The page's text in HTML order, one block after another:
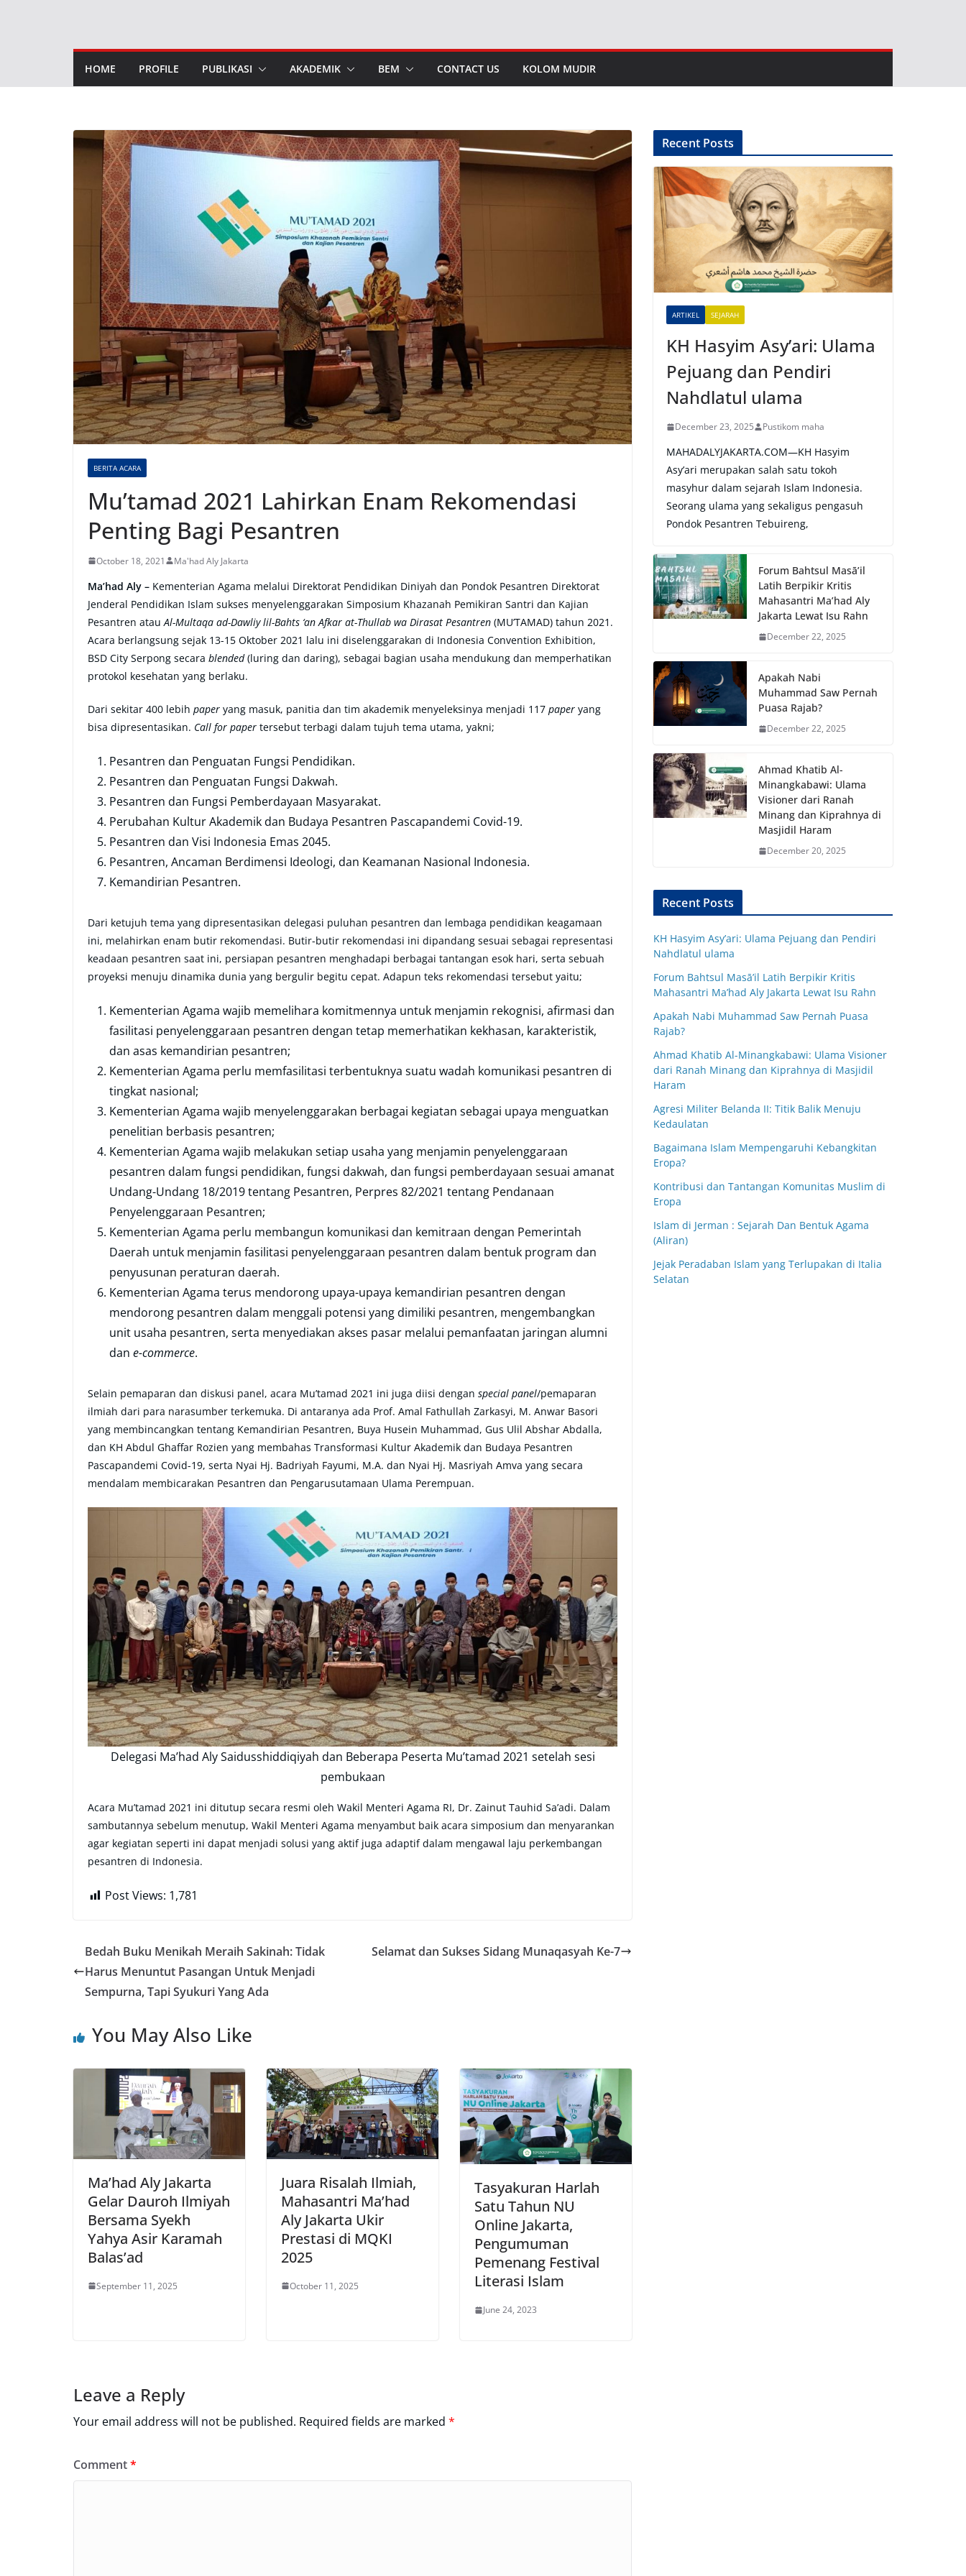
HOME PROFILE PUBLIKASI AKADEMIK BEM CONTACT US KOLOM MUDIR
BERITA ACARA
Mu’tamad 2021 Lahirkan Enam Rekomendasi
Penting Bagi Pesantren
October 18, 2021 Ma'had Aly Jakarta
Ma’had Aly – Kementerian Agama melalui Direktorat Pendidikan Diniyah dan Pondok Pesantren Direktorat
Jenderal Pendidikan Islam sukses menyelenggarakan Simposium Khazanah Pemikiran Santri dan Kajian
Pesantren atauAl-Multaqa ad-Dawliy lil-Bahts ‘an Afkar at-Thullab wa Dirasat Pesantren (MU’TAMAD) tahun 2021.
Acara berlangsung sejak 13-15 Oktober 2021 lalu ini diselenggarakan di Indonesia Convention Exhibition,
BSD City Serpong secara blended(luring dan daring), sebagai bagian usaha mendukung dan memperhatikan
protokol kesehatan yang berlaku.
Dari sekitar 400 lebih paper yang masuk, panitia dan tim akademik menyeleksinya menjadi 117 paper yang
bisa dipresentasikan. Call for paper tersebut terbagi dalam tujuh tema utama, yakni;
Pesantren dan Penguatan Fungsi Pendidikan. ​​​​​
Pesantren dan Penguatan Fungsi Dakwah.
Pesantren dan Fungsi Pemberdayaan Masyarakat.
Perubahan Kultur Akademik dan Budaya Pesantren Pascapandemi Covid-19.
Pesantren dan Visi Indonesia Emas 2045.
Pesantren, Ancaman Berdimensi Ideologi, dan Keamanan Nasional Indonesia.
Kemandirian Pesantren.
Dari ketujuh tema yang dipresentasikan delegasi puluhan pesantren dan lembaga pendidikan keagamaan
ini, melahirkan enam butir rekomendasi. Butir-butir rekomendasi ini dipandang sesuai sebagai representasi
keadaan pesantren saat ini, persiapan pesantren menghadapi berbagai tantangan esok hari, serta sebuah
proyeksi menuju dinamika dunia yang bergulir begitu cepat. Adapun teks rekomendasi tersebut yaitu;
Kementerian Agama wajib memelihara komitmennya untuk menjamin rekognisi, afirmasi dan
fasilitasi penyelenggaraan pesantren dengan tetap memerhatikan kekhasan, karakteristik,
dan asas kemandirian pesantren;
Kementerian Agama perlu memfasilitasi terbentuknya suatu wadah komunikasi pesantren di
tingkat nasional;
Kementerian Agama wajib menyelenggarakan berbagai kegiatan sebagai upaya menguatkan
penelitian berbasis pesantren;
Kementerian Agama wajib melakukan setiap usaha yang menjamin penyelenggaraan
pesantren dalam fungsi pendidikan, fungsi dakwah, dan fungsi pemberdayaan sesuai amanat
Undang-Undang 18/2019 tentang Pesantren, Perpres 82/2021 tentang Pendanaan
Penyelenggaraan Pesantren;
Kementerian Agama perlu membangun komunikasi dan kemitraan dengan Pemerintah
Daerah untuk menjamin fasilitasi penyelenggaraan pesantren dalam bentuk program dan
penyusunan peraturan daerah.
Kementerian Agama terus mendorong upaya-upaya kemandirian pesantren dengan
mendorong pesantren dalam menggali potensi yang dimiliki pesantren, mengembangkan
unit usaha pesantren, serta menyediakan akses pasar melalui pemanfaatan jaringan alumni
dan e-commerce.
Selain pemaparan dan diskusi panel, acara Mu’tamad 2021 ini juga diisi dengan special panel/pemaparan
ilmiah dari para narasumber terkemuka. Di antaranya ada Prof. Amal Fathullah Zarkasyi, M. Anwar Basori
yang membincangkan tentang Kemandirian Pesantren, Buya Husein Muhammad, Gus Ulil Abshar Abdalla,
dan KH Abdul Ghaffar Rozien yang membahas Transformasi Kultur Akademik dan Budaya Pesantren
Pascapandemi Covid-19, serta Nyai Hj. Badriyah Fayumi, M.A. dan Nyai Hj. Masriyah Amva yang secara
mendalam membicarakan Pesantren dan Pengarusutamaan Ulama Perempuan.
Delegasi Ma’had Aly Saidusshiddiqiyah dan Beberapa Peserta Mu’tamad 2021 setelah sesi
pembukaan
Acara Mu’tamad 2021 ini ditutup secara resmi oleh Wakil Menteri Agama RI, Dr. Zainut Tauhid Sa’adi. Dalam
sambutannya sebelum menutup, Wakil Menteri Agama menyambut baik acara simposium dan menyarankan
agar kegiatan seperti ini dapat menjadi solusi yang aktif juga adaptif dalam mengawal laju perkembangan
pesantren di Indonesia.
Post Views: 1,781
Bedah Buku Menikah Meraih Sakinah: Tidak
Harus Menuntut Pasangan Untuk Menjadi
Sempurna, Tapi Syukuri Yang Ada
Selamat dan Sukses Sidang Munaqasyah Ke-7
You May Also Like
Ma’had Aly Jakarta
Gelar Dauroh Ilmiyah
Bersama Syekh
Yahya Asir Karamah
Balas’ad
September 11, 2025
Juara Risalah Ilmiah,
Mahasantri Ma’had
Aly Jakarta Ukir
Prestasi di MQKI
2025
October 11, 2025
Tasyakuran Harlah
Satu Tahun NU
Online Jakarta,
Pengumuman
Pemenang Festival
Literasi Islam
June 24, 2023
Leave a Reply
Your email address will not be published. Required fields are marked *
Comment*
Recent Posts
ARTIKEL SEJARAH
KH Hasyim Asy’ari: Ulama
Pejuang dan Pendiri
Nahdlatul ulama
December 23, 2025 Pustikom maha
MAHADALYJAKARTA.COM—KH Hasyim
Asy’ari merupakan salah satu tokoh
masyhur dalam sejarah Islam Indonesia.
Seorang ulama yang sekaligus pengasuh
Pondok Pesantren Tebuireng,
Forum Bahtsul Masā’il
Latih Berpikir Kritis
Mahasantri Ma’had Aly
Jakarta Lewat Isu Rahn
December 22, 2025
Apakah Nabi
Muhammad Saw Pernah
Puasa Rajab?
December 22, 2025
Ahmad Khatib Al-
Minangkabawi: Ulama
Visioner dari Ranah
Minang dan Kiprahnya di
Masjidil Haram
December 20, 2025
Recent Posts
KH Hasyim Asy’ari: Ulama Pejuang dan Pendiri
Nahdlatul ulama
Forum Bahtsul Masā’il Latih Berpikir Kritis
Mahasantri Ma’had Aly Jakarta Lewat Isu Rahn
Apakah Nabi Muhammad Saw Pernah Puasa
Rajab?
Ahmad Khatib Al-Minangkabawi: Ulama Visioner
dari Ranah Minang dan Kiprahnya di Masjidil
Haram
Agresi Militer Belanda II: Titik Balik Menuju
Kedaulatan
Bagaimana Islam Mempengaruhi Kebangkitan
Eropa?
Kontribusi dan Tantangan Komunitas Muslim di
Eropa
Islam di Jerman : Sejarah Dan Bentuk Agama
(Aliran)
Jejak Peradaban Islam yang Terlupakan di Italia
Selatan